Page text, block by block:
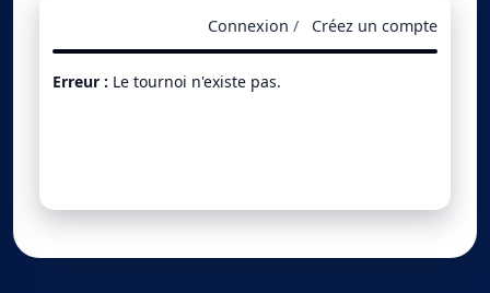
Connexion / Créez un compte
Erreur : Le tournoi n'existe pas.